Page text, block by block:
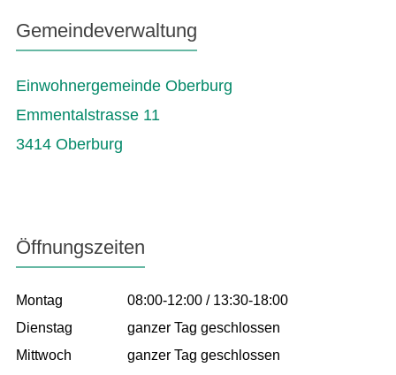
Gemeindeverwaltung
Einwohnergemeinde Oberburg
Emmentalstrasse 11
3414 Oberburg
Öffnungszeiten
Montag
08:00-12:00 / 13:30-18:00
Dienstag
ganzer Tag geschlossen
Mittwoch
ganzer Tag geschlossen